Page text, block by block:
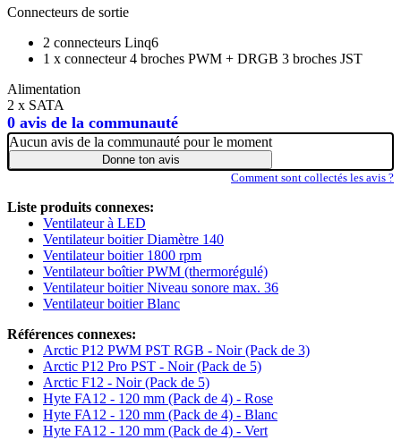
0 avis de la communauté
Connecteurs de sortie
2 connecteurs Linq6
1 x connecteur 4 broches PWM + DRGB 3 broches JST
Alimentation
2 x SATA
Aucun avis de la communauté pour le moment
Donne ton avis
Comment sont collectés les avis ?
Liste produits connexes:
Ventilateur à LED
Ventilateur boitier Diamètre 140
Ventilateur boitier 1800 rpm
Ventilateur boîtier PWM (thermorégulé)
Ventilateur boitier Niveau sonore max. 36
Ventilateur boitier Blanc
Références connexes:
Arctic P12 PWM PST RGB - Noir (Pack de 3)
Arctic P12 Pro PST - Noir (Pack de 5)
Arctic F12 - Noir (Pack de 5)
Hyte FA12 - 120 mm (Pack de 4) - Rose
Hyte FA12 - 120 mm (Pack de 4) - Blanc
Hyte FA12 - 120 mm (Pack de 4) - Vert